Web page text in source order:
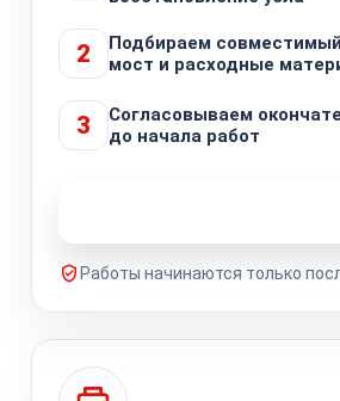
2
Подбираем
мост и расходные
3
Согласовываем
до начала работ
Работы начинаются только